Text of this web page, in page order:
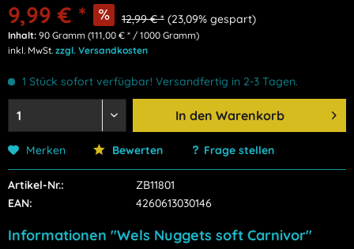
9,99 € * 12,99 € * (23,09% gespart)
Inhalt: 90 Gramm (111,00 € * / 1000 Gramm)
inkl. MwSt. zzgl. Versandkosten
1 Stück sofort verfügbar! Versandfertig in 2-3 Tagen.
In den Warenkorb
Merken Bewerten Frage stellen
Artikel-Nr.:
ZB11801
EAN:
4260613030146
Informationen "Wels Nuggets soft Carnivor"